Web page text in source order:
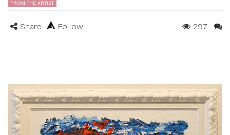
FROM THE ARTIST
Share Follow 297